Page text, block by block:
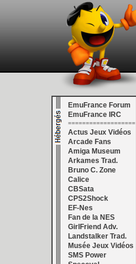
EmuFrance Forum
EmuFrance IRC
===================
Actus Jeux Vidéos
Arcade Fans
Amiga Museum
Arkames Trad.
Bruno C. Zone
Calice
CBSata
CPS2Shock
EF-Nes
Fan de la NES
GirlFriend Adv.
Landstalker Trad.
Musée Jeux Vidéos
SMS Power